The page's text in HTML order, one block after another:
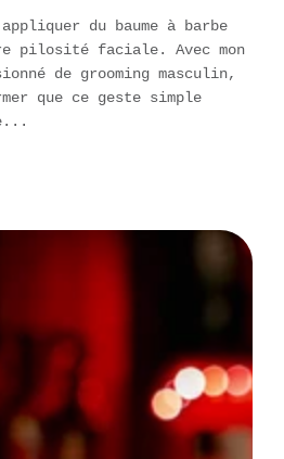
appliquer du baume à barbe
pilosité faciale. Avec mon
de grooming masculin,
que ce geste simple